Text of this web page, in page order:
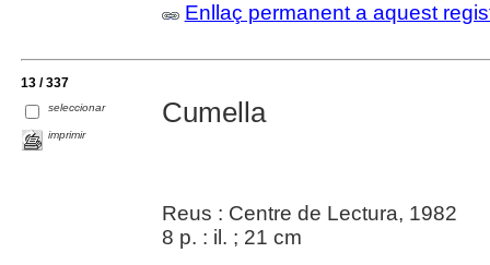
Enllaç permanent a aquest
13 / 337
seleccionar
imprimir
Cumella
Reus : Centre de Lectura, 1982
8 p. : il. ; 21 cm